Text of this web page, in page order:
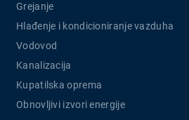
Grejanje
Hlađenje i kondicioniranje vazduha
Vodovod
Kanalizacija
Kupatilska oprema
Obnovljivi izvori energije